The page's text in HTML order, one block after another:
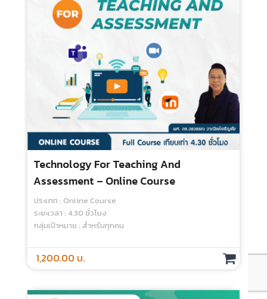
Remediation In Medical Education
(Undergraduate Edition)
ประเภท : Online Course
ระยะเวลา : 3 ชั่วโมง
กลุ่มเป้าหมาย : สำหรับทุกคน
1,000.00 บ.
SP Online Course หลักสูตร 1 การแสดงพื้น
ฐาน (basic Acting) : Module 1 Becoming
A Standardized Patient
ประเภท : Online Course
ระยะเวลา : 7 ชั่วโมง
กลุ่มเป้าหมาย : สำหรับทุกคน
1,500.00 บ.